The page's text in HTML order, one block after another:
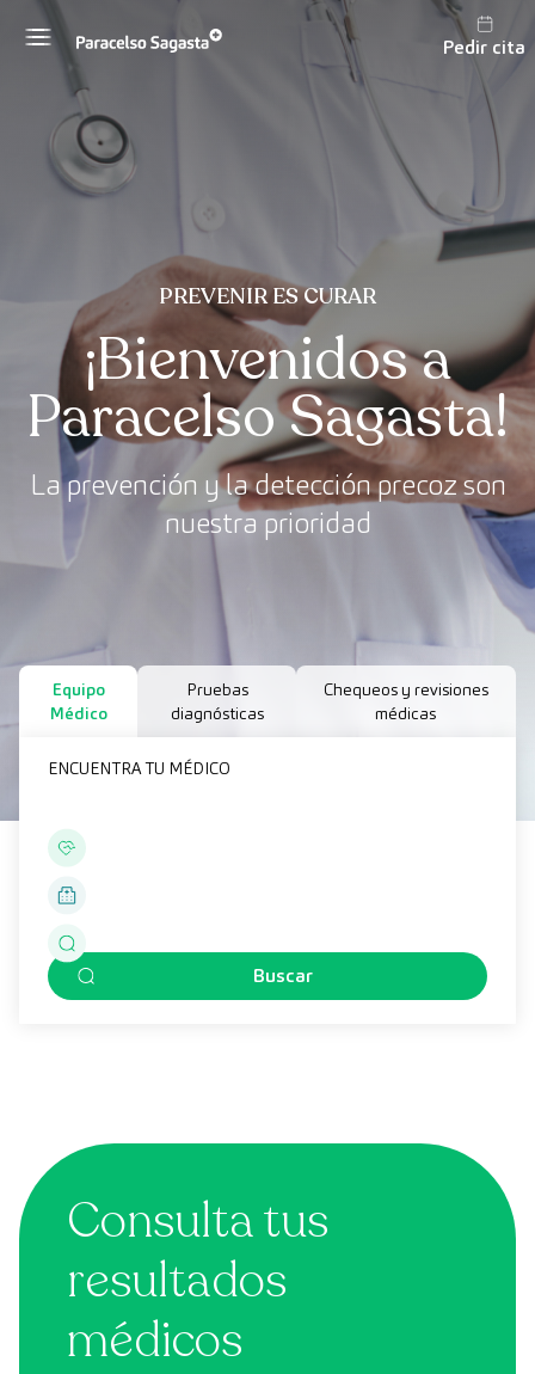
Saltar al contenido
Pedir cita
PREVENIR ES CURAR
¡Bienvenidos a
Paracelso Sagasta!
La prevención y la detección precoz son
nuestra prioridad
Equipo
Médico
Pruebas
diagnósticas
Chequeos y revisiones
médicas
ENCUENTRA TU MÉDICO
Buscar
Consulta tus
resultados
médicos